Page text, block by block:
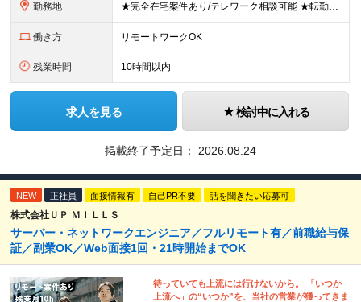
勤務地 ★完全在宅案件あり/テレワーク相談可能 ★転勤なし 東京都中央区日本橋久松町11-8 REGRARD NINGYOCHO B1F ┗一都三県（東京・神奈川・千葉・埼玉）の案件先へ勤務いただきます。
働き方 リモートワークOK
残業時間 10時間以内
求人を見る 検討中に入れる
掲載終了予定日： 2026.08.24
NEW 正社員 面接情報有 自己PR不要 話を聞きたい応募可
株式会社ＵＰ ＭＩＬＬＳ
サーバー・ネットワークエンジニア／フルリモート有／前職給与保
証／副業OK／Web面接1回・21時開始までOK
待っていても上流には行けないから。 「いつか
上流へ」の“いつか”を、当社の営業が獲ってきま